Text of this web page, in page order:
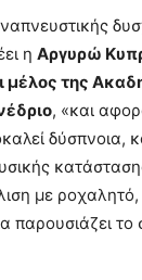
η Αργυρώ
μέλος της
, «και
δύσπνοια,
με ροχαλητό,
παρουσιάζει το